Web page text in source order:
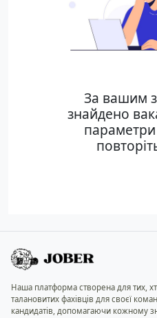
За вашим
знайдено
Наша платформа створена для тих,
талановитих фахівців для своєї
кандидатів, допомагаючи кожному